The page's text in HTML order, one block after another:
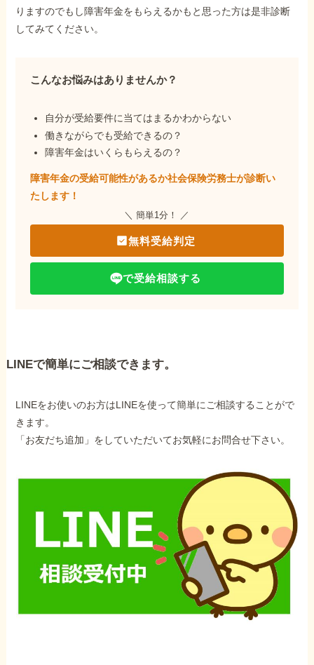
りますのでもし障害年金をもらえるかもと思った方は是非診断
してみてください。
こんなお悩みはありませんか？
自分が受給要件に当てはまるかわからない
働きながらでも受給できるの？
障害年金はいくらもらえるの？
障害年金の受給可能性があるか社会保険労務士が診断い
たします！
＼ 簡単1分！ ／
無料受給判定
で受給相談する
LINEで簡単にご相談できます。
LINEをお使いのお方はLINEを使って簡単にご相談することがで
きます。
「お友だち追加」をしていただいてお気軽にお問合せ下さい。